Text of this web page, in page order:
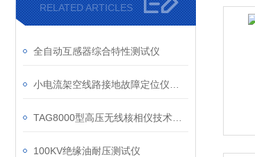
RELATED ARTICLES
全自动互感器综合特性测试仪
100KV绝缘油耐压测试仪